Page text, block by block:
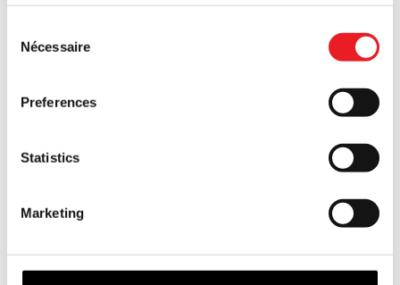
Selection
Nécessaire
Preferences
Statistics
Marketing
SAW - Scie sauteuse Billy 500